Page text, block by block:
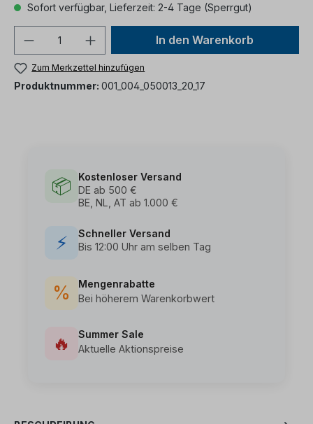
Sofort verfügbar, Lieferzeit: 2-4 Tage (Sperrgut)
In den Warenkorb
Zum Merkzettel hinzufügen
Produktnummer: 001_004_050013_20_17
📦
Kostenloser Versand
DE ab 500 €
BE, NL, AT ab 1.000 €
⚡
Schneller Versand
Bis 12:00 Uhr am selben Tag
%
Mengenrabatte
Bei höherem Warenkorbwert
🔥
Summer Sale
Aktuelle Aktionspreise